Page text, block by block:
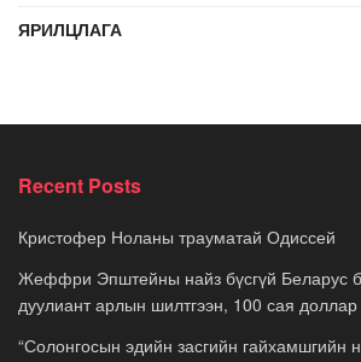
ЯРИЛЦЛАГА
Recent Posts
Кристофер Ноланы трауматай Одиссей
Жеффри Эпштейны найз бүсгүй Беларус
дуулиант арлын шилтгээн, 100 сая доллар
“Солонгосын эдийн засгийн гайхамшгийн